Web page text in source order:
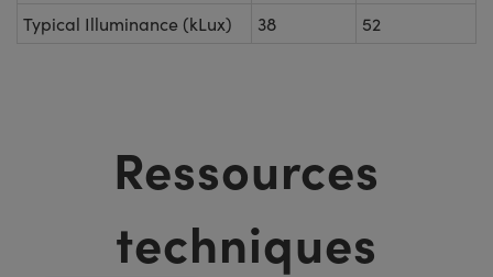
Typical Illuminance (kLux)
38 52
Ressources
techniques